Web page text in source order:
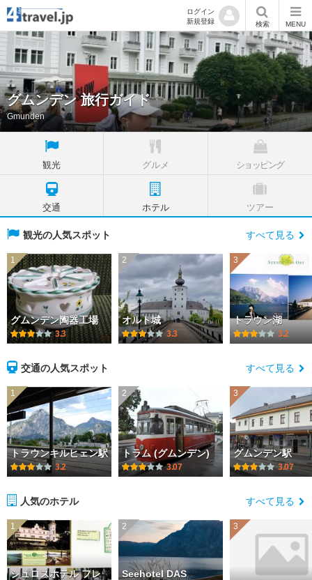
ログイン
新規登録
検索 MENU
グムンデン 旅行ガイド
Gmunden
観光 グルメ ショッピング
交通 ホテル ツアー
観光の人気スポット すべて見る
1
グムンデン陶器工場
3.3
2
オルト城
3.3
3
トラウン湖
3.2
交通の人気スポット すべて見る
1
トラウンキルヒェン駅
3.2
2
トラム (グムンデン)
3.07
3
グムンデン駅
3.07
人気のホテル すべて見る
1
シュロスホテル フレ
2
Seehotel DAS
3